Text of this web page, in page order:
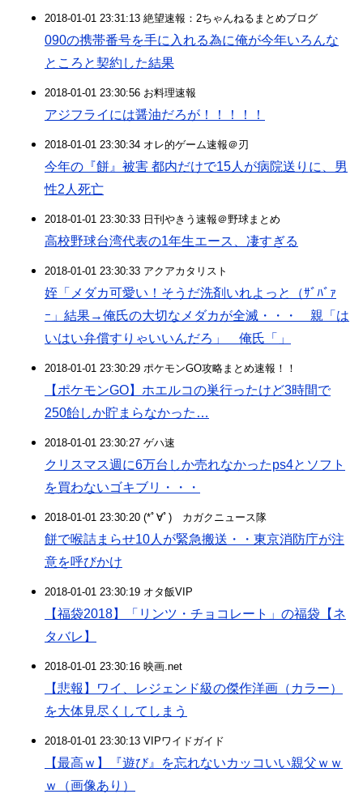
2018-01-01 23:31:13 絶望速報：2ちゃんねるまとめブログ
090の携帯番号を手に入れる為に俺が今年いろんな
ところと契約した結果
2018-01-01 23:30:56 お料理速報
アジフライには醤油だろが！！！！！
2018-01-01 23:30:34 オレ的ゲーム速報＠刃
今年の『餅』被害 都内だけで15人が病院送りに、男
性2人死亡
2018-01-01 23:30:33 日刊やきう速報＠野球まとめ
高校野球台湾代表の1年生エース、凄すぎる
2018-01-01 23:30:33 アクアカタリスト
姪「メダカ可愛い！そうだ洗剤いれよっと（ｻﾞﾊﾞｧ
ｰ」結果→俺氏の大切なメダカが全滅・・・ 親「は
いはい弁償すりゃいいんだろ」 俺氏「」
2018-01-01 23:30:29 ポケモンGO攻略まとめ速報！！
【ポケモンGO】ホエルコの巣行ったけど3時間で
250飴しか貯まらなかった…
2018-01-01 23:30:27 ゲハ速
クリスマス週に6万台しか売れなかったps4とソフト
を買わないゴキブリ・・・
2018-01-01 23:30:20 (*ﾟ∀ﾟ)ゞカガクニュース隊
餅で喉詰まらせ10人が緊急搬送・・東京消防庁が注
意を呼びかけ
2018-01-01 23:30:19 オタ飯VIP
【福袋2018】「リンツ・チョコレート」の福袋【ネ
タバレ】
2018-01-01 23:30:16 映画.net
【悲報】ワイ、レジェンド級の傑作洋画（カラー）
を大体見尽くしてしまう
2018-01-01 23:30:13 VIPワイドガイド
【最高ｗ】『遊び』を忘れないカッコいい親父ｗｗ
ｗ（画像あり）